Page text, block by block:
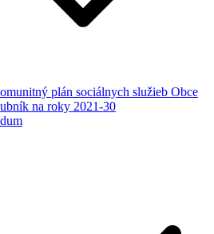
plán sociálnych služieb Obce
na roky 2021-30